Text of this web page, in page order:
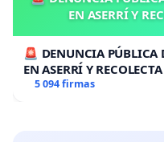
EN ASERRÍ Y
🚨 DENUNCIA PÚBLICA
EN ASERRÍ Y
5 094 firmas